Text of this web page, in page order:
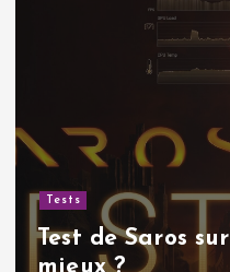
Tests
Test de Saros